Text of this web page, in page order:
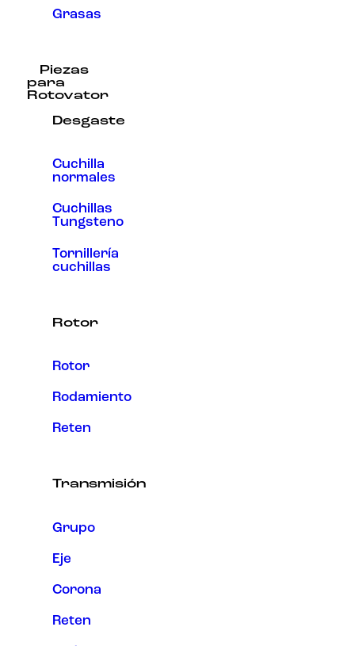
Grasas
Piezas
para
Rotovator
Desgaste
Cuchilla
normales
Cuchillas
Tungsteno
Tornillería
cuchillas
Rotor
Rotor
Rodamiento
Reten
Transmisión
Grupo
Eje
Corona
Reten